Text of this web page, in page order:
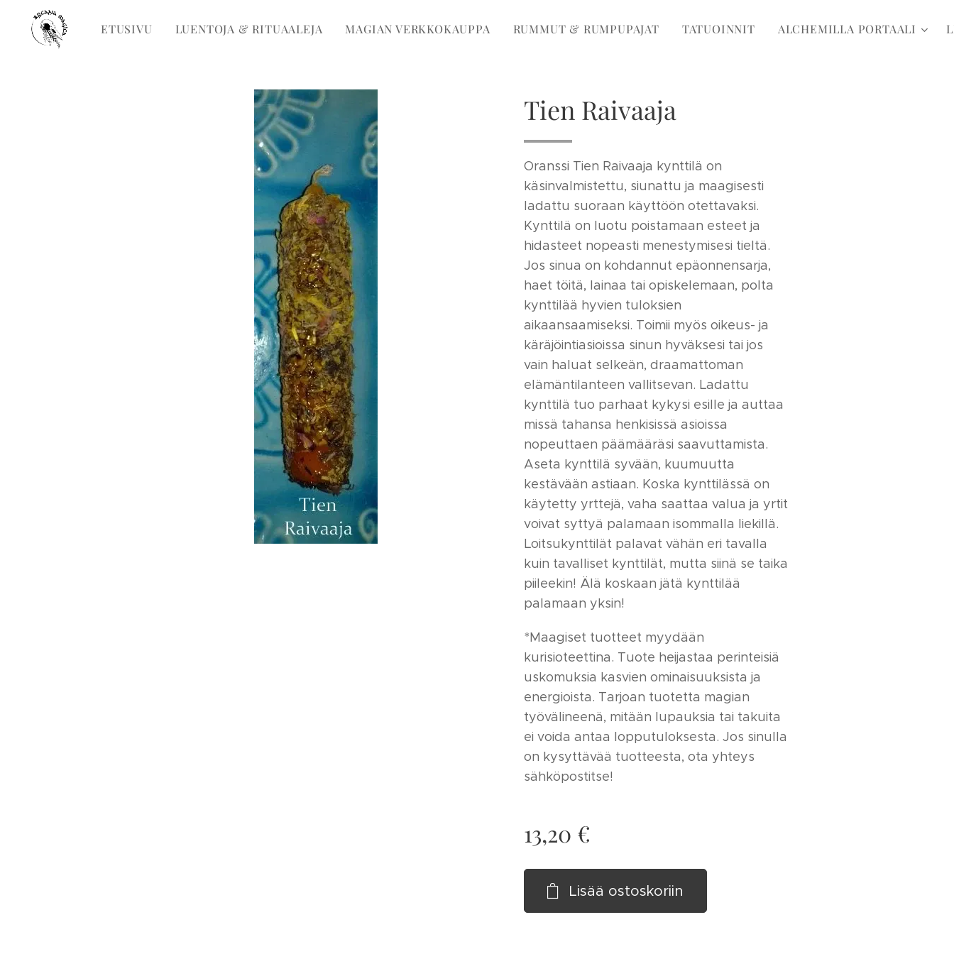
ETUSIVU LUENTOJA & RITUAALEJA MAGIAN VERKKOKAUPPA RUMMUT & RUMPUPAJAT TATUOINNIT ALCHEMILLA PORTAALI
Tien Raivaaja
Oranssi Tien Raivaaja kynttilä on
käsinvalmistettu, siunattu ja maagisesti
ladattu suoraan käyttöön otettavaksi.
Kynttilä on luotu poistamaan esteet ja
hidasteet nopeasti menestymisesi tieltä.
Jos sinua on kohdannut epäonnensarja,
haet töitä, lainaa tai opiskelemaan, polta
kynttilää hyvien tuloksien
aikaansaamiseksi. Toimii myös oikeus- ja
käräjöintiasioissa sinun hyväksesi tai jos
vain haluat selkeän, draamattoman
elämäntilanteen vallitsevan. Ladattu
kynttilä tuo parhaat kykysi esille ja auttaa
missä tahansa henkisissä asioissa
nopeuttaen päämääräsi saavuttamista.
Aseta kynttilä syvään, kuumuutta
kestävään astiaan. Koska kynttilässä on
käytetty yrttejä, vaha saattaa valua ja yrtit
voivat syttyä palamaan isommalla liekillä.
Loitsukynttilät palavat vähän eri tavalla
kuin tavalliset kynttilät, mutta siinä se taika
piileekin! Älä koskaan jätä kynttilää
palamaan yksin!
*Maagiset tuotteet myydään
kurisioteettina. Tuote heijastaa perinteisiä
uskomuksia kasvien ominaisuuksista ja
energioista. Tarjoan tuotetta magian
työvälineenä, mitään lupauksia tai takuita
ei voida antaa lopputuloksesta. Jos sinulla
on kysyttävää tuotteesta, ota yhteys
sähköpostitse!
13,20 €
Lisää ostoskoriin